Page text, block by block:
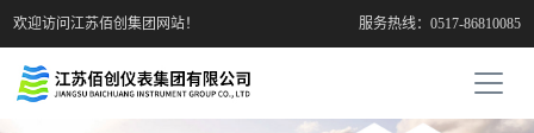
欢迎访问江苏佰创集团网站！ 服务热线：0517-86810085